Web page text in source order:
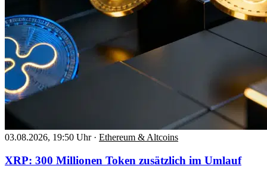
03.08.2026, 19:50 Uhr · Ethereum & Altcoins
XRP: 300 Millionen Token zusätzlich im Umlauf